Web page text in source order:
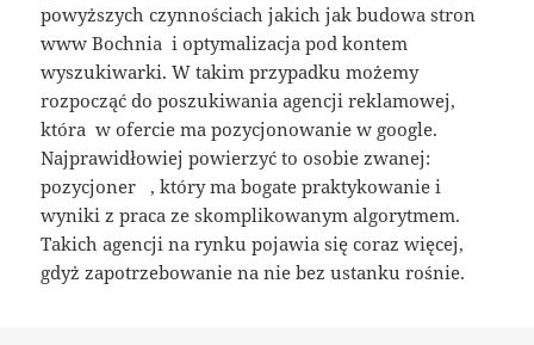
powyższych czynnościach jakich jak budowa stron
www Bochnia i optymalizacja pod kontem
wyszukiwarki. W takim przypadku możemy
rozpocząć do poszukiwania agencji reklamowej,
która w ofercie ma pozycjonowanie w google.
Najprawidłowiej powierzyć to osobie zwanej:
pozycjoner , który ma bogate praktykowanie i
wyniki z praca ze skomplikowanym algorytmem.
Takich agencji na rynku pojawia się coraz więcej,
gdyż zapotrzebowanie na nie bez ustanku rośnie.